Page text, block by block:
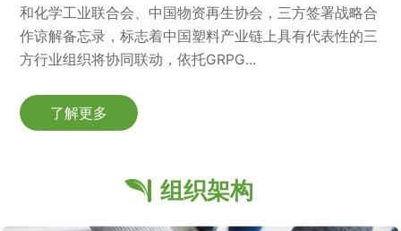
和化学工业联合会、中国物资再生协会，三方签署战略合
作谅解备忘录，标志着中国塑料产业链上具有代表性的三
方行业组织将协同联动，依托GRPG...
了解更多
组织架构